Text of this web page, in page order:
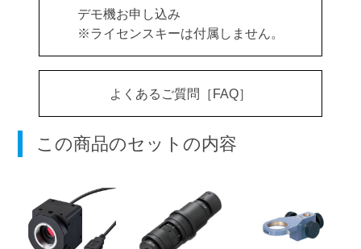
デモ機お申し込み
※ライセンスキーは付属しません。
よくあるご質問［FAQ］
この商品のセットの内容